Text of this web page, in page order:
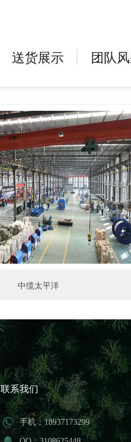
送货展示 团队
中缆太平洋
联系我们
手机：18937173299